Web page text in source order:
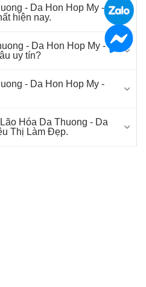
- Da Hon Hop My -
hiện nay.
- Da Hon Hop My -
uy tín?
- Da Hon Hop My -
Hóa Da Thuong - Da
Thị Làm Đẹp.